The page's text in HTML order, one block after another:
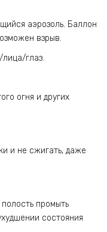
аэрозоль. Баллон
взрыв.
глаз.
огня и других
и не сжигать, даже
промыть
состояния